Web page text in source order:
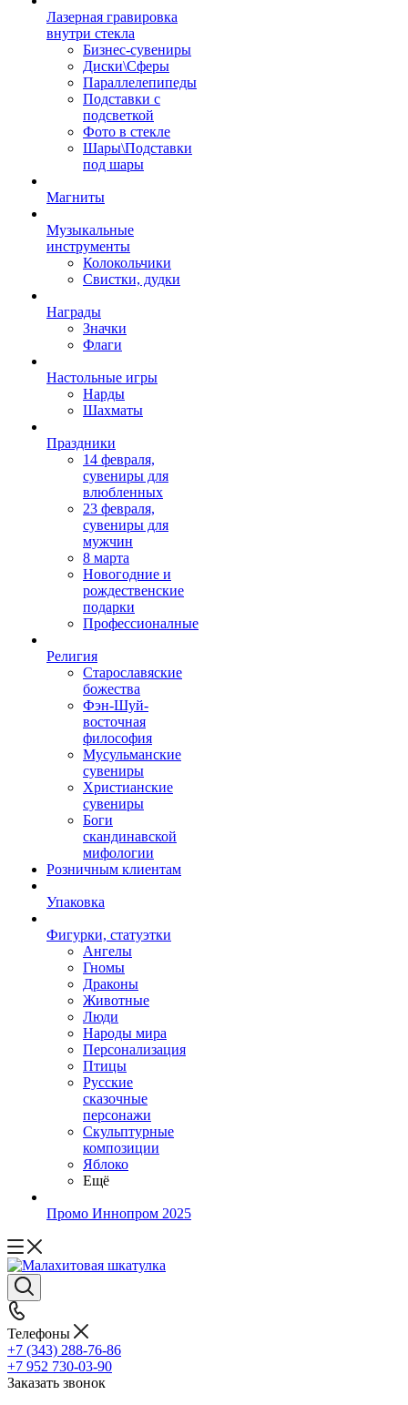
Лазерная гравировка
внутри стекла
Бизнес-сувениры
Диски\Сферы
Параллелепипеды
Подставки с
подсветкой
Фото в стекле
Шары\Подставки
под шары
Магниты
Музыкальные
инструменты
Колокольчики
Свистки, дудки
Награды
Значки
Флаги
Настольные игры
Нарды
Шахматы
Праздники
14 февраля,
сувениры для
влюбленных
23 февраля,
сувениры для
мужчин
8 марта
Новогодние и
рождественские
подарки
Профессионалные
Религия
Старославяские
божества
Фэн-Шуй-
восточная
философия
Мусульманские
сувениры
Христианские
сувениры
Боги
скандинавской
мифологии
Розничным клиентам
Упаковка
Фигурки, статуэтки
Ангелы
Гномы
Драконы
Животные
Люди
Народы мира
Персонализация
Птицы
Русские
сказочные
персонажи
Скульптурные
композиции
Яблоко
Ещё
Промо Иннопром 2025
Телефоны
+7 (343) 288-76-86
+7 952 730-03-90
Заказать звонок